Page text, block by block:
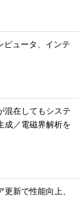
ピュータ、インテ
混在してもシステ
成／電磁界解析を
新で性能向上、